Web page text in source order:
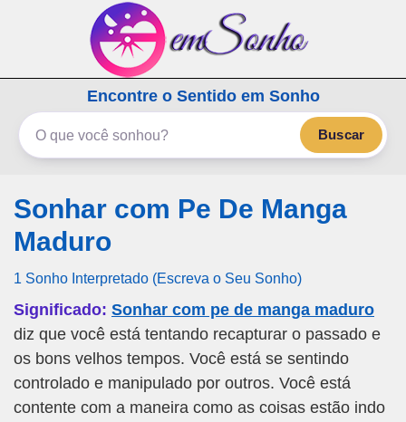
emSonho.com
Os sonhos significam mais
Encontre o Sentido em Sonho
Buscar
Sonhar com Pe De Manga
Maduro
1 Sonho Interpretado (Escreva o Seu Sonho)
Significado: Sonhar com pe de manga maduro
diz que você está tentando recapturar o passado e
os bons velhos tempos. Você está se sentindo
controlado e manipulado por outros. Você está
contente com a maneira como as coisas estão indo